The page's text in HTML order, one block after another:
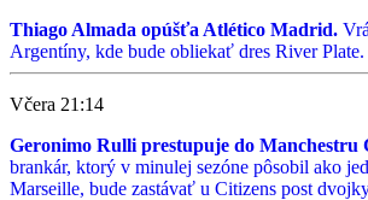
Thiago Almada opúšťa Atlético Madrid.
Argentíny, kde bude obliekať dres River Plate.
Včera 21:14
Geronimo Rulli prestupuje do Manchestru
brankár, ktorý v minulej sezóne pôsobil ako
Marseille, bude zastávať u Citizens post